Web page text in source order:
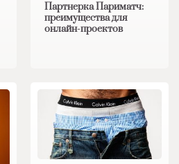
Партнерка Париматч:
преимущества для
онлайн-проектов